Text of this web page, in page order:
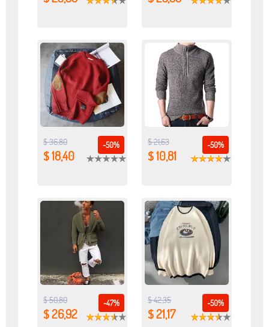
-50%
$ 36,80
$ 18,40
-50%
$ 21,63
$ 10,81
-47%
$ 50,80
$ 26,92
-50%
$ 42,35
$ 21,17